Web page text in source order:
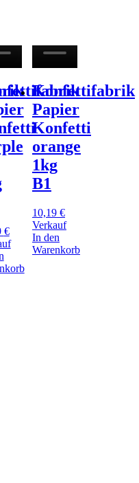
€
Konfettifabrik
Papier
Konfetti
orange
1kg
B1
10,19 €
Verkauf
In den
Warenkorb